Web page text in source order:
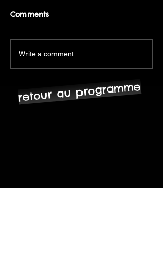
Comments
Write a comment...
retour au programme